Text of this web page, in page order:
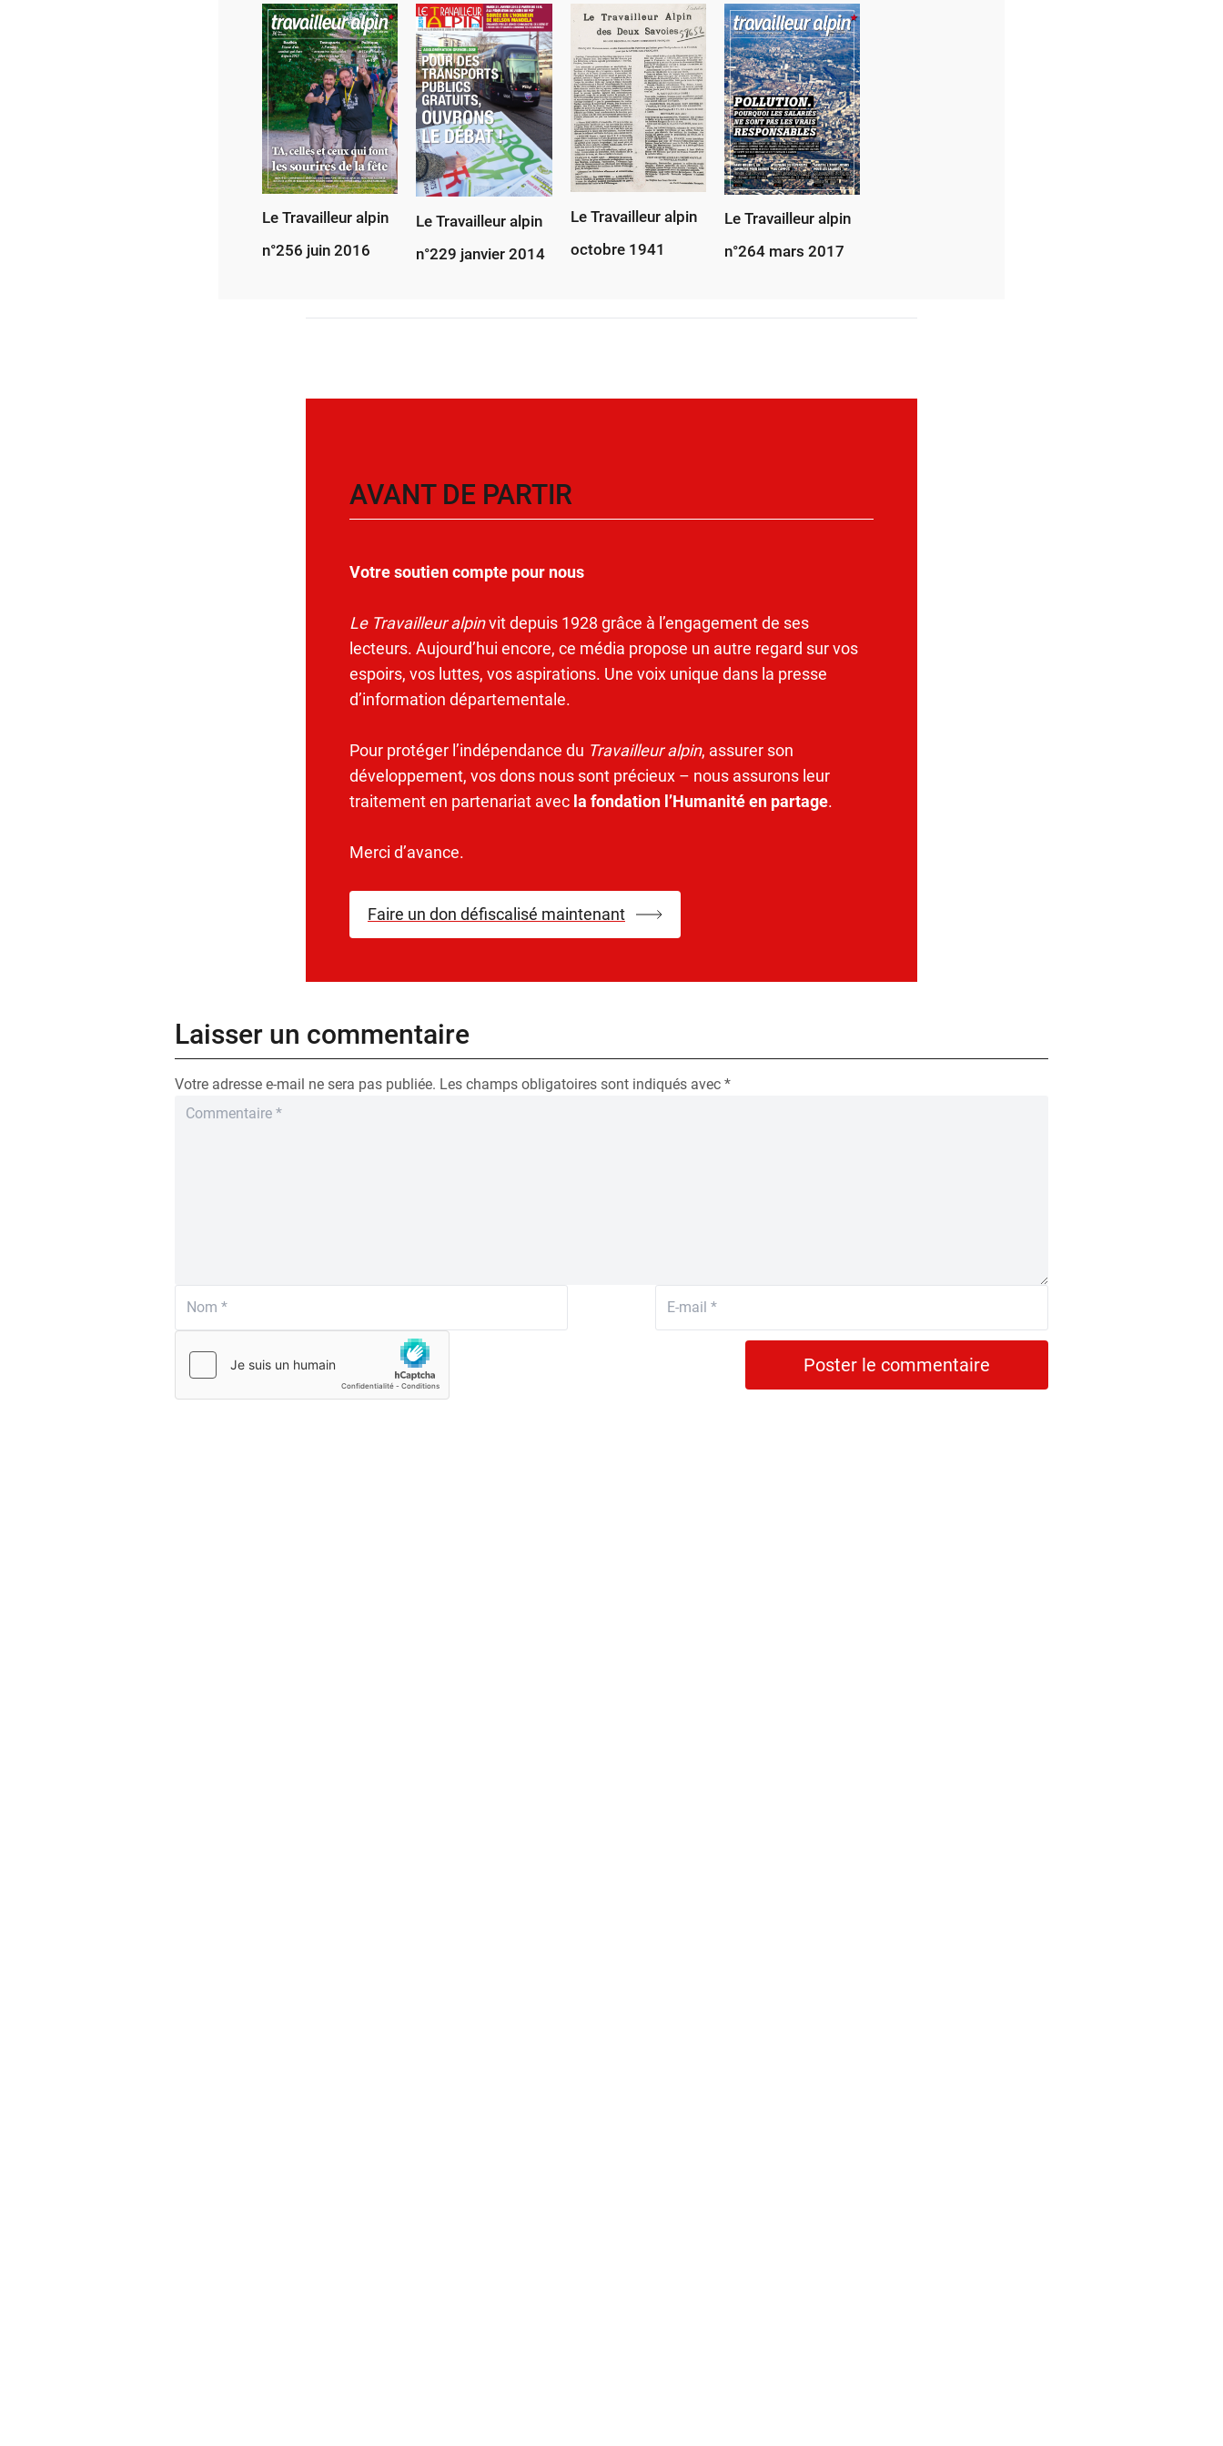
Le Travailleur alpin
n°256 juin 2016
Le Travailleur alpin
n°229 janvier 2014
Le Travailleur alpin
octobre 1941
Le Travailleur alpin
n°264 mars 2017
AVANT DE PARTIR
Votre soutien compte pour nous
Le Travailleur alpinvit depuis 1928 grâce à l’engagement de ses
lecteurs. Aujourd’hui encore, ce média propose un autre regard sur vos
espoirs, vos luttes, vos aspirations. Une voix unique dans la presse
d’information départementale.
Pour protéger l’indépendance du Travailleur alpin, assurer son
développement, vos dons nous sont précieux – nous assurons leur
traitement en partenariat avec la fondation l’Humanité en partage.
Merci d’avance.
Faire un don défiscalisé maintenant
Laisser un commentaire
Votre adresse e-mail ne sera pas publiée. Les champs obligatoires sont indiqués avec *